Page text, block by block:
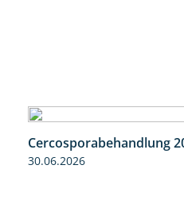
Cercosporabehandlung
30.06.2026